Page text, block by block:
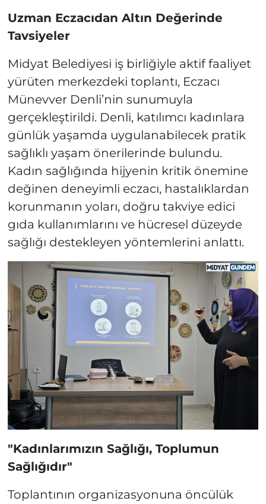
Uzman Eczacıdan Altın Değerinde
Tavsiyeler
Midyat Belediyesi iş birliğiyle aktif faaliyet
yürüten merkezdeki toplantı, Eczacı
Münevver Denli’nin sunumuyla
gerçekleştirildi. Denli, katılımcı kadınlara
günlük yaşamda uygulanabilecek pratik
sağlıklı yaşam önerilerinde bulundu.
Kadın sağlığında hijyenin kritik önemine
değinen deneyimli eczacı, hastalıklardan
korunmanın yoları, doğru takviye edici
gıda kullanımlarını ve hücresel düzeyde
sağlığı destekleyen yöntemlerini anlattı.
"Kadınlarımızın Sağlığı, Toplumun
Sağlığıdır"
Toplantının organizasyonuna öncülük